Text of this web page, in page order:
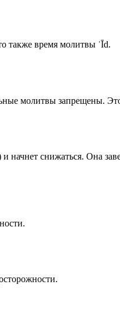
также время молитвы ʿĪd.
молитвы запрещены.
начнет снижаться. Она